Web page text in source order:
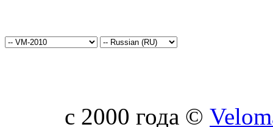
c 2000 года ©